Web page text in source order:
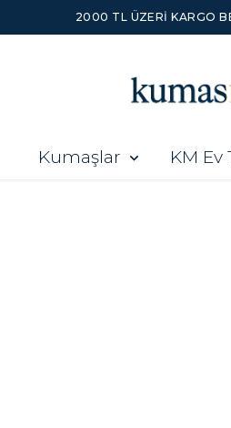
2000 TL ÜZERI KARGO
Kumaşlar KM Ev